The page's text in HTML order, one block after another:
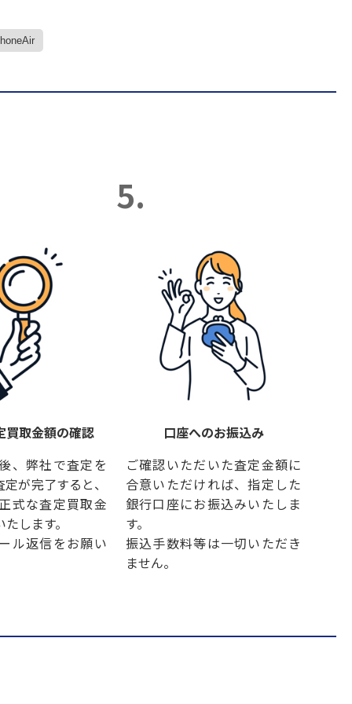
買取金額の確認
、弊社で査定を
が完了すると、
式な査定買取金
します。
ル返信をお願い
5.
口座へのお振込み
ご確認いただいた査定金額に
合意いただければ、指定した
銀行口座にお振込みいたしま
す。
振込手数料等は一切いただき
ません。